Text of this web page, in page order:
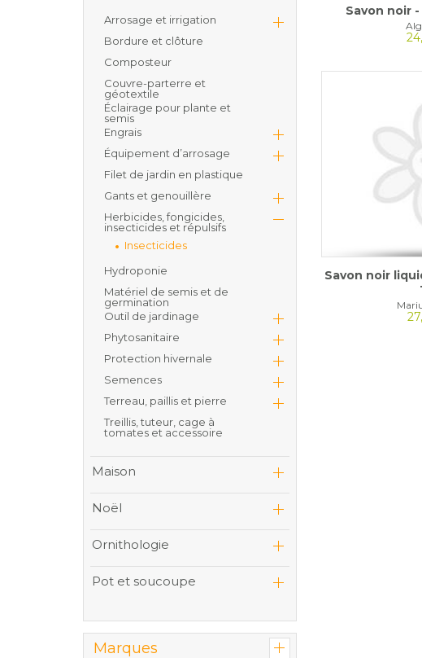
Arrosage et irrigation
Bordure et clôture
Composteur
Couvre-parterre et
géotextile
Éclairage pour plante et
semis
Engrais
Équipement d’arrosage
Filet de jardin en plastique
Gants et genouillère
Herbicides, fongicides,
insecticides et répulsifs
Insecticides
Hydroponie
Matériel de semis et de
germination
Outil de jardinage
Phytosanitaire
Protection hivernale
Semences
Terreau, paillis et pierre
Treillis, tuteur, cage à
tomates et accessoire
Maison
Noël
Ornithologie
Pot et soucoupe
Marques
Savon noir
Savon noir